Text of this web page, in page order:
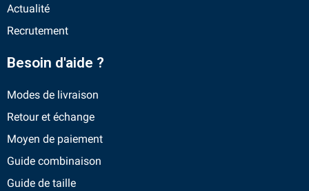
Actualité
Recrutement
Besoin d'aide ?
Modes de livraison
Retour et échange
Moyen de paiement
Guide combinaison
Guide de taille